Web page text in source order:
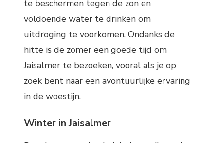
te beschermen tegen de zon en
voldoende water te drinken om
uitdroging te voorkomen. Ondanks de
hitte is de zomer een goede tijd om
Jaisalmer te bezoeken, vooral als je op
zoek bent naar een avontuurlijke ervaring
in de woestijn.
Winter in Jaisalmer